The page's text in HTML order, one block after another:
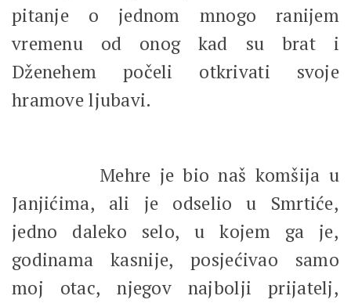
pitanje o jednom mnogo ranijem
vremenu od onog kad su brat i
Dženehem počeli otkrivati svoje
hramove ljubavi.
Mehre je bio naš komšija u
Janjićima, ali je odselio u Smrtiće,
jedno daleko selo, u kojem ga je,
godinama kasnije, posjećivao samo
moj otac, njegov najbolji prijatelj,